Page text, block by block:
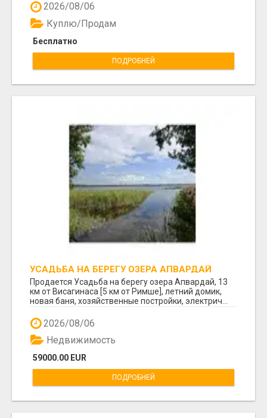
2026/08/06
Бесплатно
Куплю/Продам
ПОДРОБНЕЙ
УСАДЬБА НА БЕРЕГУ ОЗЕРА АПВАРДАЙ
Продается Усадьба на берегу озера Апвардай, 13
км от Висагинаса [5 км от Римше], летний домик,
новая баня, хозяйственные постройки, электрич...
2026/08/06
59000.00 EUR
Недвижимость
ПОДРОБНЕЙ